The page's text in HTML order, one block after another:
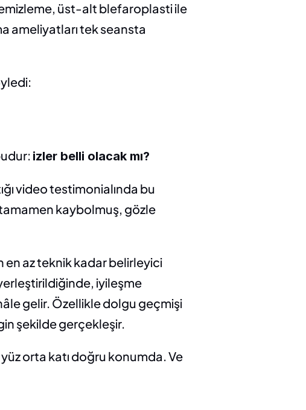
üst-alt blefaroplasti ile
ameliyatları tek seansta
izler belli olacak mı?
video testimonialında bu
kaybolmuş, gözle
en az teknik kadar belirleyici
iyileşme
gelir. Özellikle dolgu geçmişi
şekilde gerçekleşir.
orta katı doğru konumda. Ve